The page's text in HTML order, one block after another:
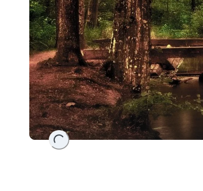
Loading...